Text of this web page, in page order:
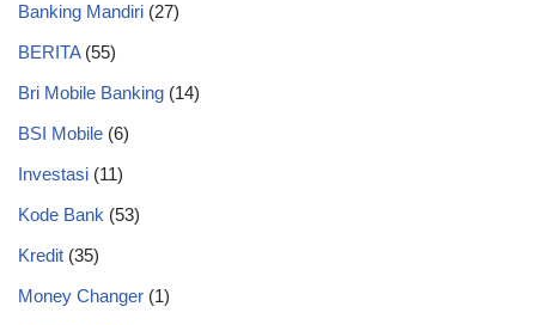
Banking Mandiri (27)
BERITA(55)
Bri Mobile Banking (14)
BSI Mobile (6)
Investasi (11)
Kode Bank (53)
Kredit (35)
Money Changer (1)